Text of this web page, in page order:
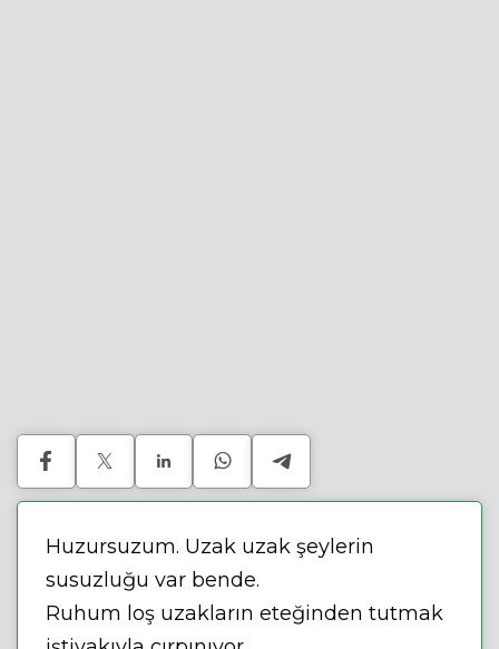
Huzursuzum. Uzak uzak şeylerin
susuzluğu var bende.
Ruhum loş uzakların eteğinden tutmak